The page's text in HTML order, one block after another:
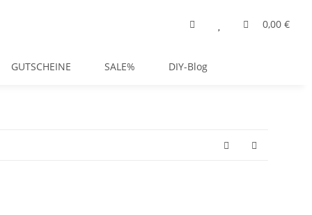
0,00 €
GUTSCHEINE SALE% DIY-Blog